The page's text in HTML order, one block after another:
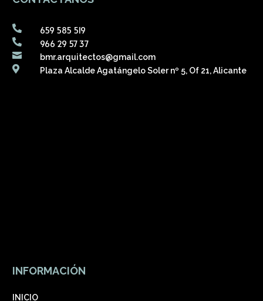
 659 585 519
 966 29 57 37

bmr.arquitectos@gmail.com

Plaza Alcalde Agatángelo Soler nº 5, Of 21, Alicante
INFORMACIÓN
INICIO